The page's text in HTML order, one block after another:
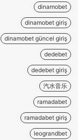
dinamobet
dinamobet giriş
dinamobet güncel giriş
dedebet
dedebet giriş
汽水音乐
ramadabet
ramadabet giriş
leograndbet